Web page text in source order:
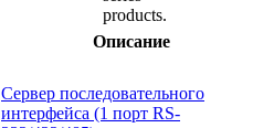
products.
Описание
Сервер последовательного
интерфейса (1 порт RS-